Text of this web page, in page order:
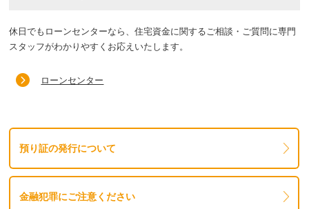
休日でもローンセンターなら、住宅資金に関するご相談・ご質問に専門
スタッフがわかりやすくお応えいたします。
ローンセンター
預り証の発行について
金融犯罪にご注意ください